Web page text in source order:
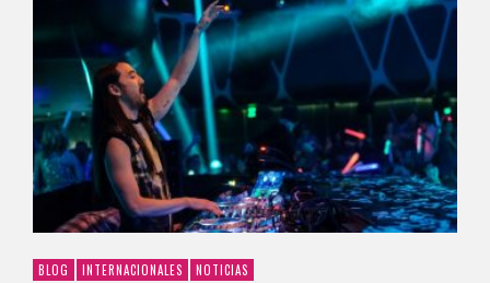
BLOG INTERNACIONALES NOTICIAS